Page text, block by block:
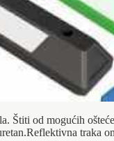
Štiti od mogućih
traka